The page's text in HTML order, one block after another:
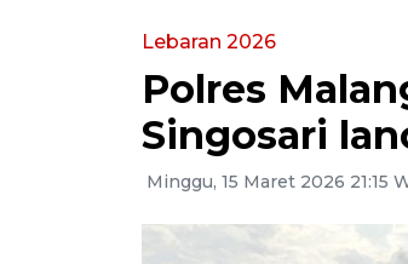
Lebaran 2026
Polres
Singosari
Minggu, 15 Maret 2026 21:15